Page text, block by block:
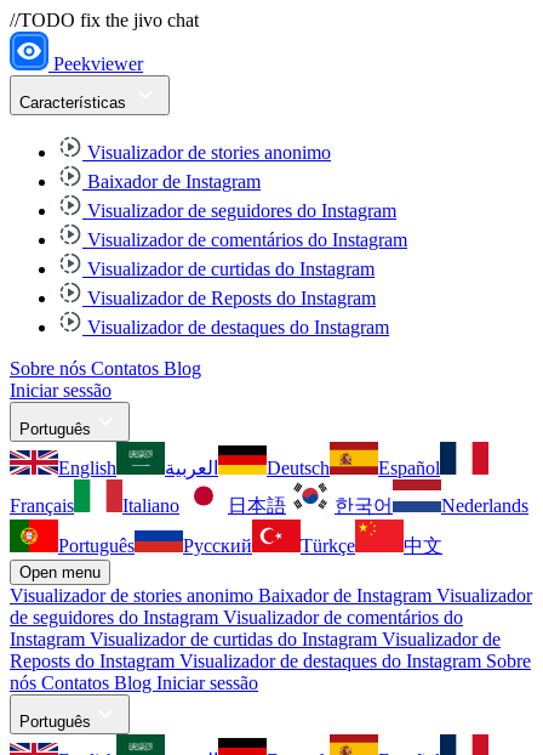
//TODO fix the jivo chat
Peekviewer
Características
Visualizador de stories anonimo
Baixador de Instagram
Visualizador de seguidores do Instagram
Visualizador de comentários do Instagram
Visualizador de curtidas do Instagram
Visualizador de Reposts do Instagram
Visualizador de destaques do Instagram
Sobre nós Contatos Blog
Iniciar sessão
Português
English العربية Deutsch
Español
Français
Italiano 日本語 한국어
Nederlands
Português
Русский Türkçe 中文
Open menu
Visualizador de stories anonimo Baixador de Instagram Visualizador
de seguidores do Instagram Visualizador de comentários do
Instagram Visualizador de curtidas do Instagram Visualizador de
Reposts do Instagram Visualizador de destaques do Instagram Sobre
nós Contatos Blog Iniciar sessão
Português